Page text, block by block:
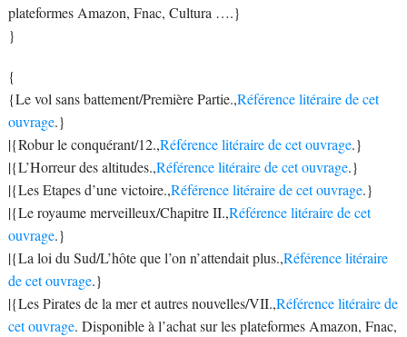
plateformes Amazon, Fnac, Cultura ….}
}
{
{Le vol sans battement/Première Partie.,Référence litéraire de cet
ouvrage.}
|{Robur le conquérant/12.,Référence litéraire de cet ouvrage.}
|{L’Horreur des altitudes.,Référence litéraire de cet ouvrage.}
|{Les Etapes d’une victoire.,Référence litéraire de cet ouvrage.}
|{Le royaume merveilleux/Chapitre II.,Référence litéraire de cet
ouvrage.}
|{La loi du Sud/L’hôte que l’on n’attendait plus.,Référence litéraire
de cet ouvrage.}
|{Les Pirates de la mer et autres nouvelles/VII.,Référence litéraire de
cet ouvrage. Disponible à l’achat sur les plateformes Amazon, Fnac,